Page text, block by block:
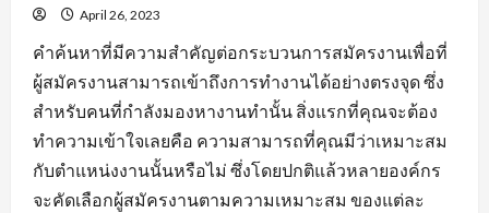
April 26, 2023
คำค้นหาที่มีความสำคัญต่อกระบวนการสมัครงานเพื่อที่
ผู้สมัครงานสามารถเข้าถึงการทำงานได้อย่างตรงจุด ซึ่ง
สำหรับคนที่กำลังมองหางานทำนั้น สิ่งแรกที่คุณจะต้อง
ทำความเข้าใจเลยคือ ความสามารถที่คุณมีว่าเหมาะสม
กับตำแหน่งงานนั้นหรือไม่ ซึ่งโดยปกติแล้วหลายองค์กร
จะคัดเลือกผู้สมัครงานตามความเหมาะสม ของแต่ละ